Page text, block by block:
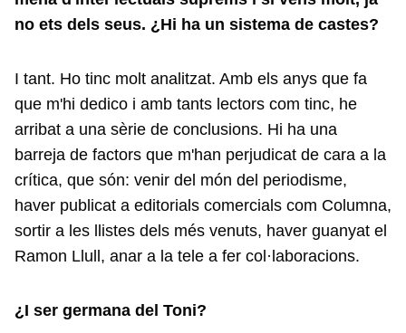
no ets dels seus. ¿Hi ha un sistema de castes?
I tant. Ho tinc molt analitzat. Amb els anys que fa
que m'hi dedico i amb tants lectors com tinc, he
arribat a una sèrie de conclusions. Hi ha una
barreja de factors que m'han perjudicat de cara a la
crítica, que són: venir del món del periodisme,
haver publicat a editorials comercials com Columna,
sortir a les llistes dels més venuts, haver guanyat el
Ramon Llull, anar a la tele a fer col·laboracions.
¿I ser germana del Toni?